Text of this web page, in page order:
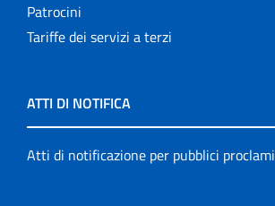
Patrocini
Tariffe dei servizi a terzi
ATTI DI NOTIFICA
Atti di notificazione per pubblici proclami